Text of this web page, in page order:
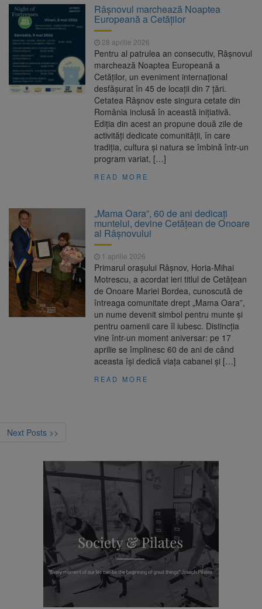
Râșnovul marchează Noaptea
Europeană a Cetăților
28 aprilie 2026
Pentru al patrulea an consecutiv, Râșnovul
marchează Noaptea Europeană a
Cetăților, un eveniment internațional
desfășurat în 45 de locații din 7 țări.
Cetatea Râșnov este singura cetate din
România inclusă în această inițiativă.
Ediția din acest an propune două zile de
activități dedicate comunității, în care
tradiția, cultura și natura se îmbină într-un
program variat, […]
READ MORE
„Mama Oara”, 60 de ani dedicați
muntelui, devine Cetățean de Onoare
al Râșnovului
1 aprilie 2026
Primarul orașului Râșnov, Horia-Mihai
Motrescu, a acordat ieri titlul de Cetățean
de Onoare Mariei Bordea, cunoscută de
întreaga comunitate drept „Mama Oara”,
un nume devenit simbol pentru munte și
pentru oamenii care îl iubesc. Distincția
vine într-un moment aniversar: pe 17
aprilie se împlinesc 60 de ani de când
aceasta își dedică viața cabanei și […]
READ MORE
Next Posts >>